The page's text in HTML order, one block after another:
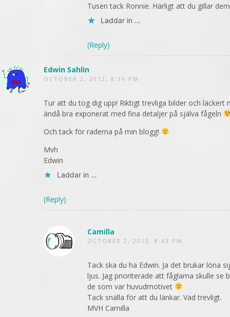
Tusen tack Ronnie. Härligt att du gillar
Laddar in …
(Reply)
Edwin Sahlin
OCTOBER 2, 2012, 8:39 PM
Tur att du tog dig upp! Riktigt trevliga bilder och
ändå bra exponerat med fina detaljer på själva fågeln
Och tack för raderna på min blogg!
Mvh
Edwin
Laddar in …
(Reply)
Camilla
OCTOBER 2, 2012, 8:43 PM
Tack ska du ha Edwin. Ja det brukar löna
ljus. Jag prioriterade att fåglarna skulle
de som var huvudmotivet
Tack snälla för att du länkar. Vad trevligt.
MVH Camilla